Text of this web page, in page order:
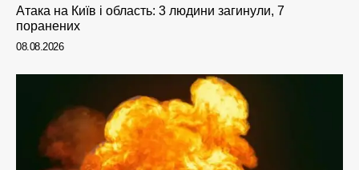
Атака на Київ і область: 3 людини загинули, 7
поранених
08.08.2026